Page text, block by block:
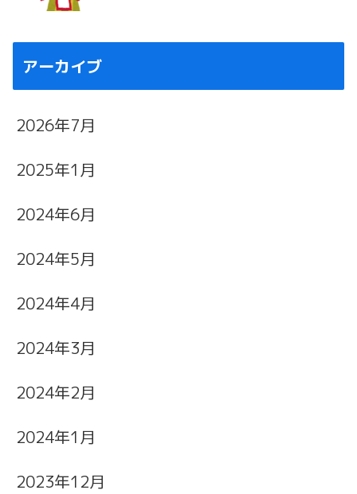
アーカイブ
2026年7月
2025年1月
2024年6月
2024年5月
2024年4月
2024年3月
2024年2月
2024年1月
2023年12月